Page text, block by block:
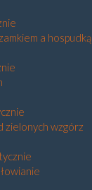
a hospudką
zielonych wzgórz